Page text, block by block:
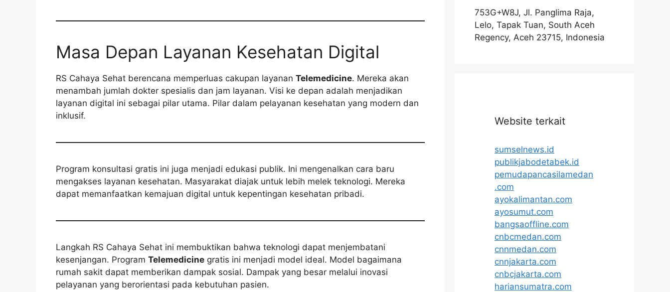
Masa Depan Layanan Kesehatan Digital
RS Cahaya Sehat berencana memperluas cakupan layanan Telemedicine. Mereka akan
menambah jumlah dokter spesialis dan jam layanan. Visi ke depan adalah menjadikan
layanan digital ini sebagai pilar utama. Pilar dalam pelayanan kesehatan yang modern dan
inklusif.
Program konsultasi gratis ini juga menjadi edukasi publik. Ini mengenalkan cara baru
mengakses layanan kesehatan. Masyarakat diajak untuk lebih melek teknologi. Mereka
dapat memanfaatkan kemajuan digital untuk kepentingan kesehatan pribadi.
Langkah RS Cahaya Sehat ini membuktikan bahwa teknologi dapat menjembatani
kesenjangan. Program Telemedicine gratis ini menjadi model ideal. Model bagaimana
rumah sakit dapat memberikan dampak sosial. Dampak yang besar melalui inovasi
pelayanan yang berorientasi pada kebutuhan pasien.
753G+W8J, Jl. Panglima Raja,
Lelo, Tapak Tuan, South Aceh
Regency, Aceh 23715, Indonesia
Website terkait
sumselnews.id
publikjabodetabek.id
pemudapancasilamedan
.com
ayokalimantan.com
ayosumut.com
bangsaoffline.com
cnbcmedan.com
cnnmedan.com
cnnjakarta.com
cnbcjakarta.com
hariansumatra.com